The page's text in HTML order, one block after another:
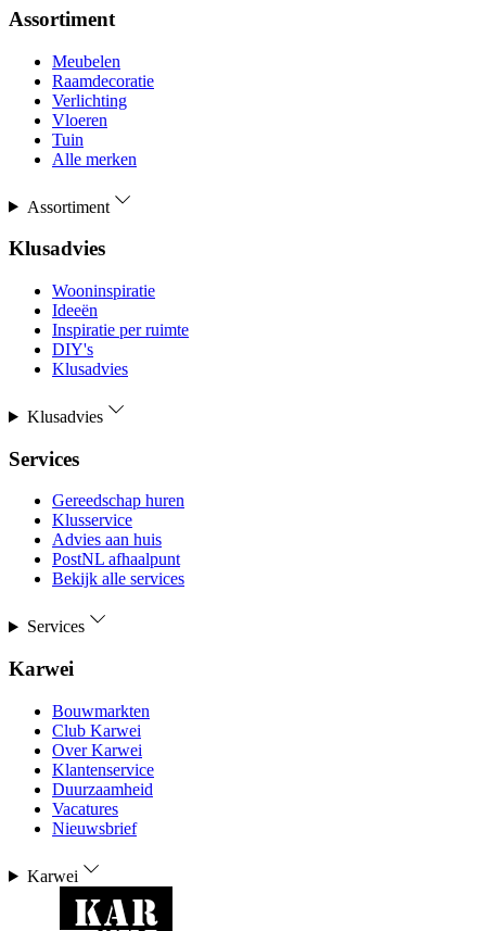
Assortiment
Meubelen
Raamdecoratie
Verlichting
Vloeren
Tuin
Alle merken
Assortiment
Klusadvies
Wooninspiratie
Ideeën
Inspiratie per ruimte
DIY's
Klusadvies
Klusadvies
Services
Gereedschap huren
Klusservice
Advies aan huis
PostNL afhaalpunt
Bekijk alle services
Services
Karwei
Bouwmarkten
Club Karwei
Over Karwei
Klantenservice
Duurzaamheid
Vacatures
Nieuwsbrief
Karwei